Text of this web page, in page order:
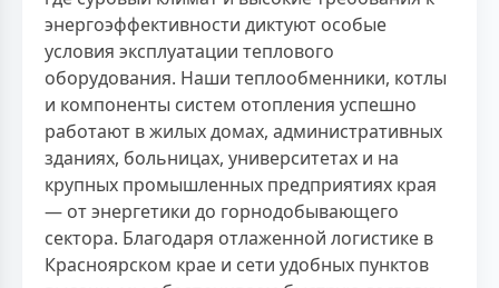
энергоэффективности диктуют особые
условия эксплуатации теплового
оборудования. Наши теплообменники, котлы
и компоненты систем отопления успешно
работают в жилых домах, административных
зданиях, больницах, университетах и на
крупных промышленных предприятиях края
— от энергетики до горнодобывающего
сектора. Благодаря отлаженной логистике в
Красноярском крае и сети удобных пунктов